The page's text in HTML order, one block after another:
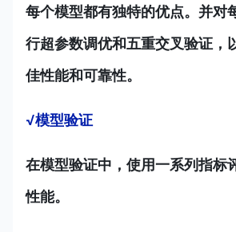
每个模型都有独特的优点。并对
行超参数调优和五重交叉验证，
佳性能和可靠性。
√模型验证
在模型验证中，使用一系列指标
性能。